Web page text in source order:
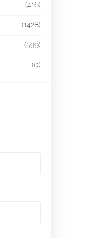
(416)
(1428)
(599)
(0)